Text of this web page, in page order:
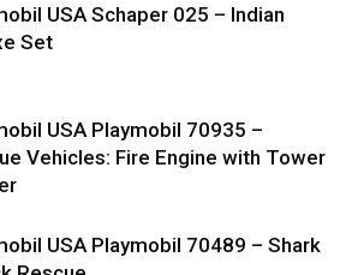
USA Schaper 025 – Indian
Set
USA Playmobil 70935 –
Vehicles: Fire Engine with Tower
USA Playmobil 70489 – Shark